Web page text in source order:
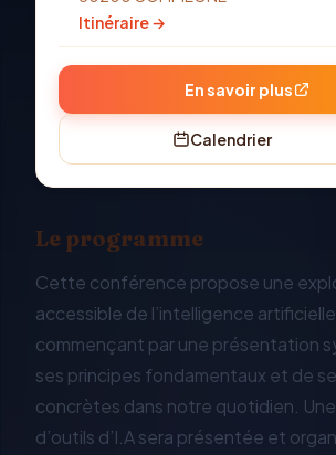
Itinéraire →
En savoir plus
Calendrier
Le programme
Cette conférence propose une
accessible de l’intelligence
commençant par une présentation
ses principes fondamentaux et de
concrètes dans notre quotidien.
d’outils d’I.A sera présentée et